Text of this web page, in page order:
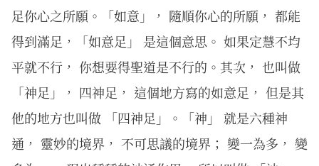
足你心之所願。「如意」， 隨順你心的所願， 都能
得到滿足，「如意足」 是這個意思。 如果定慧不均
平就不行， 你想要得聖道是不行的。其次， 也叫做
「神足」， 四神足， 這個地方寫的如意足， 但是其
他的地方也叫做 「四神足」。「神」 就是六種神
通， 靈妙的境界， 不可思議的境界； 變一為多， 變